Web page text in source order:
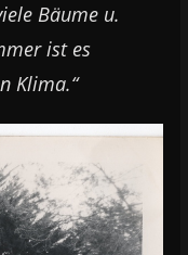
Bäume u.
ist es
Klima.“